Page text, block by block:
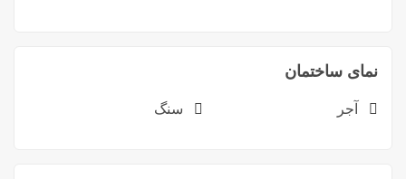
نمای ساختمان
آجر سنگ